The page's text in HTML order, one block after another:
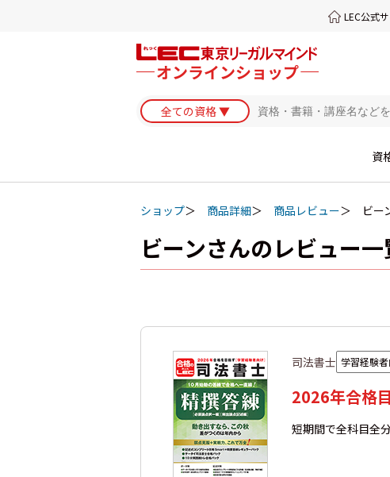
LEC公式
資
ショップ 商品詳細 商品レビュー ビー
ビーンさんのレビュー
司法書士 学習経験
2026年合格
短期間で全科目全